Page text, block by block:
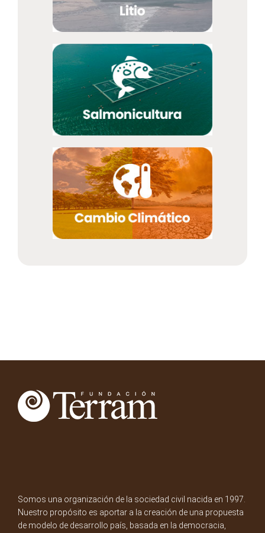
Somos una organización de la sociedad civil nacida en 1997.
Nuestro propósito es aportar a la creación de una propuesta
de modelo de desarrollo país, basada en la democracia,